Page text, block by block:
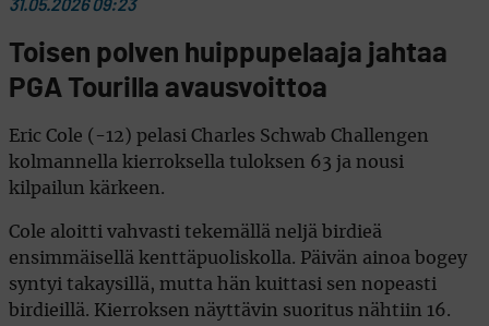
31.05.2026 09:23
Toisen polven huippupelaaja jahtaa
PGA Tourilla avausvoittoa
Eric Cole (-12) pelasi Charles Schwab Challengen
kolmannella kierroksella tuloksen 63 ja nousi
kilpailun kärkeen.
Cole aloitti vahvasti tekemällä neljä birdieä
ensimmäisellä kenttäpuoliskolla. Päivän ainoa bogey
syntyi takaysillä, mutta hän kuittasi sen nopeasti
birdieillä. Kierroksen näyttävin suoritus nähtiin 16.